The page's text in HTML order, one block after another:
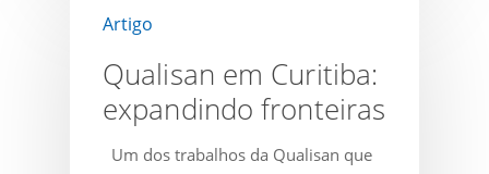
expandindo
fronteiras
Artigo
Qualisan em Curitiba:
expandindo fronteiras
Um dos trabalhos da Qualisan que